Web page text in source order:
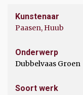
Kunstenaar
Paasen, Huub
Onderwerp
Dubbelvaas Groen
Soort werk